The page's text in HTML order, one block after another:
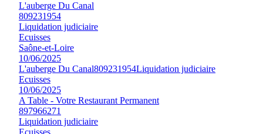
L'auberge Du Canal
809231954
Liquidation judiciaire
Ecuisses
Saône-et-Loire
10/06/2025
L'auberge Du Canal809231954Liquidation judiciaire
Ecuisses
10/06/2025
A Table - Votre Restaurant Permanent
897966271
Liquidation judiciaire
Ecuisses